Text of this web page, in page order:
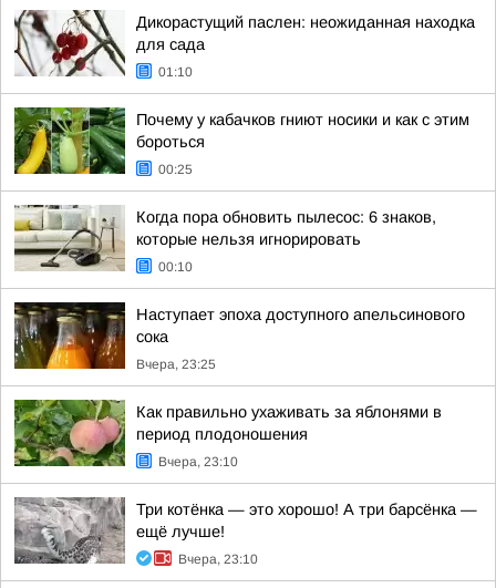
Дикорастущий паслен: неожиданная находка
для сада
01:10
Почему у кабачков гниют носики и как с этим
бороться
00:25
Когда пора обновить пылесос: 6 знаков,
которые нельзя игнорировать
00:10
Наступает эпоха доступного апельсинового
сока
Вчера, 23:25
Как правильно ухаживать за яблонями в
период плодоношения
Вчера, 23:10
Три котёнка — это хорошо! А три барсёнка —
ещё лучше!
Вчера, 23:10